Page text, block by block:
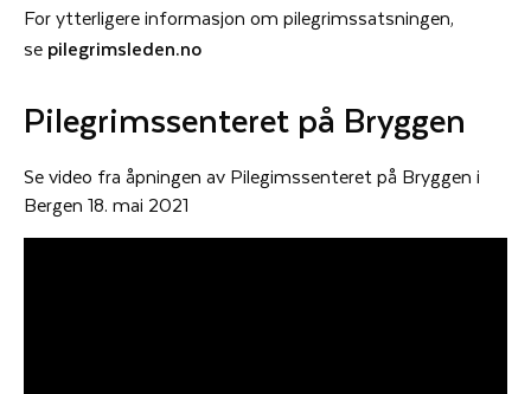
For ytterligere informasjon om pilegrimssatsningen,
se pilegrimsleden.no
Pilegrimssenteret på Bryggen
Se video fra åpningen av Pilegimssenteret på Bryggen i
Bergen 18. mai 2021